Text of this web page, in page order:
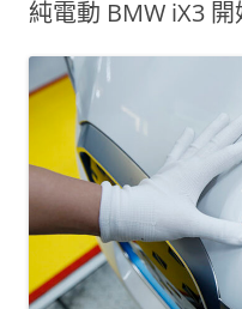
純電動 BMW iX3